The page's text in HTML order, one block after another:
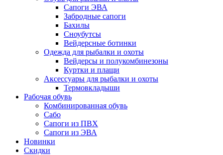
Сапоги ЭВА
Забродные сапоги
Бахилы
Сноубутсы
Вейдерсные ботинки
Одежда для рыбалки и охоты
Вейдерсы и полукомбинезоны
Куртки и плащи
Аксессуары для рыбалки и охоты
Термовкладыши
Рабочая обувь
Комбинированная обувь
Сабо
Сапоги из ПВХ
Сапоги из ЭВА
Новинки
Скидки